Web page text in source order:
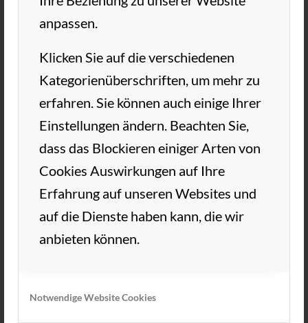
anpassen.
Klicken Sie auf die verschiedenen
Kategorienüberschriften, um mehr zu
erfahren. Sie können auch einige Ihrer
Einstellungen ändern. Beachten Sie,
dass das Blockieren einiger Arten von
Cookies Auswirkungen auf Ihre
Erfahrung auf unseren Websites und
auf die Dienste haben kann, die wir
anbieten können.
Notwendige Website Cookies
Carola und Michi Kock holten sich bei ihrer
ersten Teilnahme an einem Ehekrachturnier
den 3. Platz! Marlies und Michi haben toll